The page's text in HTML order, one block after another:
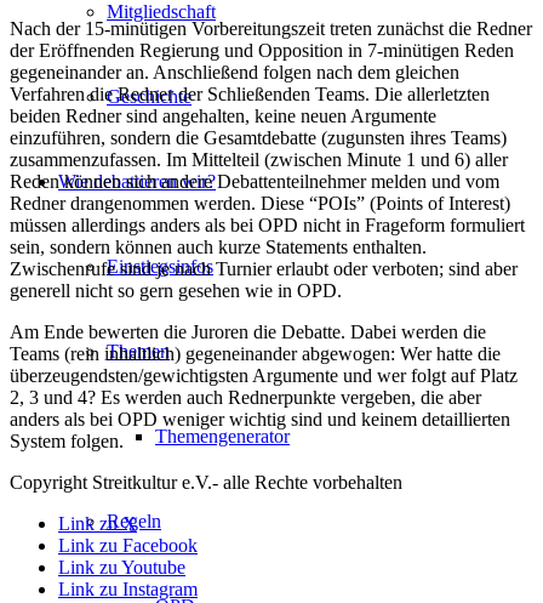
Mitgliedschaft
Geschichte
Wie debattieren wir?
Einstiegsinfos
Themen
Themengenerator
Regeln
Nach der 15-minütigen Vorbereitungszeit treten zunächst die Redner
der Eröffnenden Regierung und Opposition in 7-minütigen Reden
gegeneinander an. Anschließend folgen nach dem gleichen
Verfahren die Redner der Schließenden Teams. Die allerletzten
beiden Redner sind angehalten, keine neuen Argumente
einzuführen, sondern die Gesamtdebatte (zugunsten ihres Teams)
zusammenzufassen. Im Mittelteil (zwischen Minute 1 und 6) aller
Reden können sich andere Debattenteilnehmer melden und vom
Redner drangenommen werden. Diese “POIs” (Points of Interest)
müssen allerdings anders als bei OPD nicht in Frageform formuliert
sein, sondern können auch kurze Statements enthalten.
Zwischenrufe sind je nach Turnier erlaubt oder verboten; sind aber
generell nicht so gern gesehen wie in OPD.
Am Ende bewerten die Juroren die Debatte. Dabei werden die
Teams (rein inhaltlich) gegeneinander abgewogen: Wer hatte die
überzeugendsten/gewichtigsten Argumente und wer folgt auf Platz
2, 3 und 4? Es werden auch Rednerpunkte vergeben, die aber
anders als bei OPD weniger wichtig sind und keinem detaillierten
System folgen.
Copyright Streitkultur e.V.- alle Rechte vorbehalten
Link zu X
Link zu Facebook
Link zu Youtube
Link zu Instagram